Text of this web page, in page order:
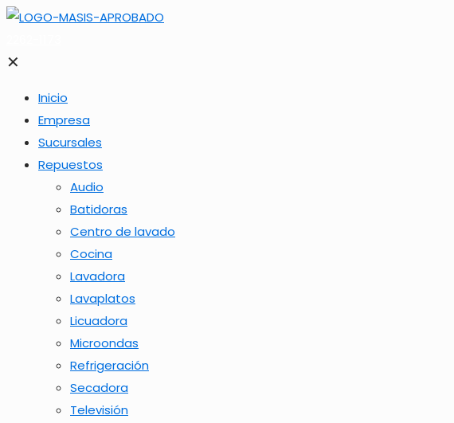
✕
Inicio
Empresa
Sucursales
Repuestos
Audio
Batidoras
Centro de lavado
Cocina
Lavadora
Lavaplatos
Licuadora
Microondas
Refrigeración
Secadora
Televisión